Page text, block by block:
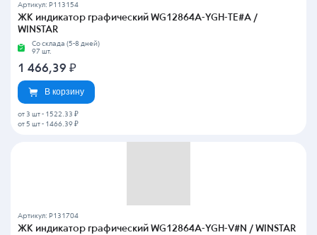
Артикул: P113154
ЖК индикатор графический WG12864A-YGH-TE#A /
WINSTAR
Со склада (5-8 дней)
97 шт.
1 466,39 ₽
В корзину
от 3 шт - 1522.33 ₽
от 5 шт - 1466.39 ₽
Артикул: P131704
ЖК индикатор графический WG12864A-YGH-V#N / WINSTAR